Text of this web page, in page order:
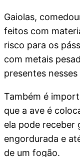
Gaiolas,
feitos com
risco para os
com metais
presentes
Também é
que a ave é
ela pode receber
engordurada e
de um fogão.